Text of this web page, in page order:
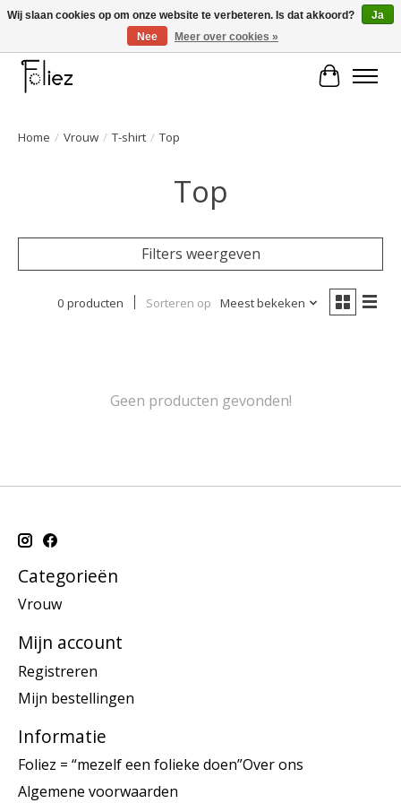
Large selection of products and fast shipping!
Home / Vrouw / T-shirt / Top
Top
Filters weergeven
0 producten Sorteren op Meest bekeken
Geen producten gevonden!
Categorieën
Vrouw
Mijn account
Registreren
Mijn bestellingen
Informatie
Foliez = “mezelf een folieke doen”Over ons
Algemene voorwaarden
Wij slaan cookies op om onze website te verbeteren. Is dat akkoord?
Ja
Nee
Meer over cookies »